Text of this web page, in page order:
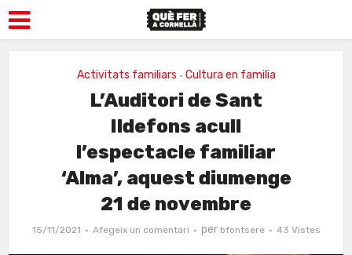
Activitats familiars • Cultura en familia
L’Auditori de Sant
Ildefons acull
l’espectacle familiar
‘Alma’, aquest diumenge
21 de novembre
15/11/2021 Afegeix un comentari per bfontsere 43 Vistes